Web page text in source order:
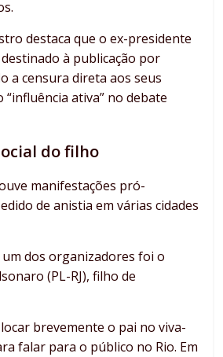
destaca que o ex-presidente
à publicação por
a censura direta aos seus
“influência ativa” no debate
do filho
manifestações pró-
de anistia em várias cidades
um dos organizadores foi o
(PL-RJ), filho de
brevemente o pai no viva-
falar para o público no Rio. Em